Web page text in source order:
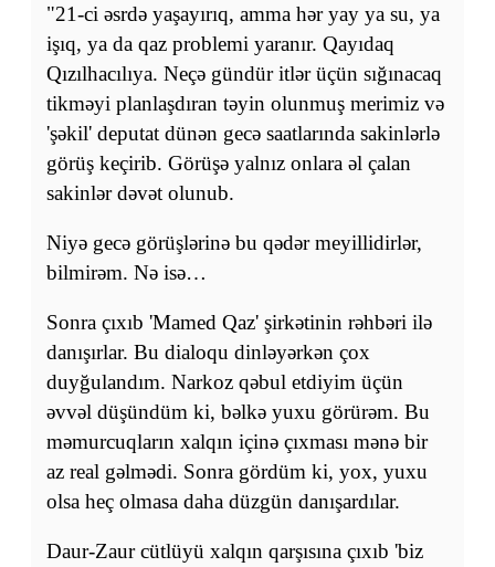
"21-ci əsrdə yaşayırıq, amma hər yay ya su, ya
işıq, ya da qaz problemi yaranır. Qayıdaq
Qızılhacılıya. Neçə gündür itlər üçün sığınacaq
tikməyi planlaşdıran təyin olunmuş merimiz və
'şəkil' deputat dünən gecə saatlarında sakinlərlə
görüş keçirib. Görüşə yalnız onlara əl çalan
sakinlər dəvət olunub.
Niyə gecə görüşlərinə bu qədər meyillidirlər,
bilmirəm. Nə isə…
Sonra çıxıb 'Mamed Qaz' şirkətinin rəhbəri ilə
danışırlar. Bu dialoqu dinləyərkən çox
duyğulandım. Narkoz qəbul etdiyim üçün
əvvəl düşündüm ki, bəlkə yuxu görürəm. Bu
məmurcuqların xalqın içinə çıxması mənə bir
az real gəlmədi. Sonra gördüm ki, yox, yuxu
olsa heç olmasa daha düzgün danışardılar.
Daur-Zaur cütlüyü xalqın qarşısına çıxıb 'biz